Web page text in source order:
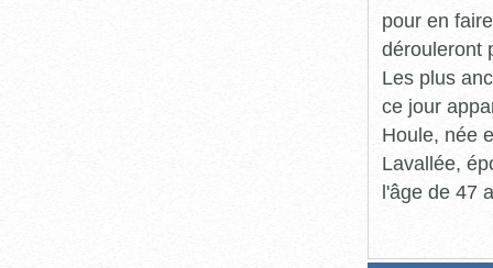
pour en
dérouleront
Les plus
ce jour
Houle, née
Lavallée,
l'âge de 47